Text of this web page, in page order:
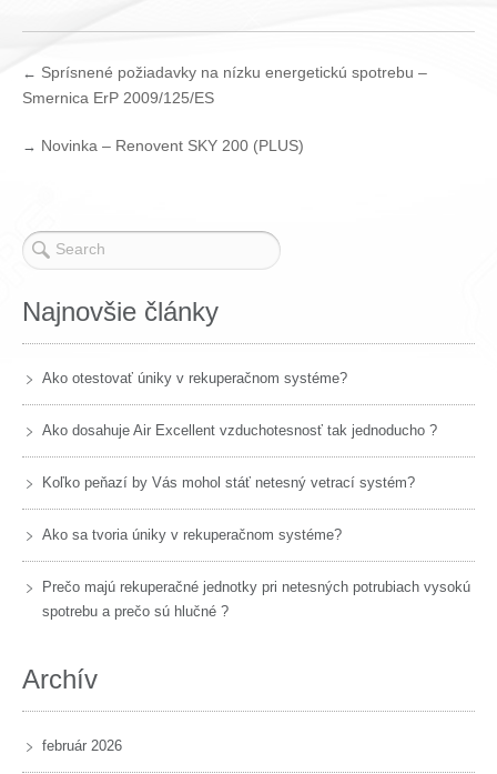
← Sprísnené požiadavky na nízku energetickú spotrebu –
Smernica ErP 2009/125/ES
→ Novinka – Renovent SKY 200 (PLUS)
Najnovšie články
Ako otestovať úniky v rekuperačnom systéme?
Ako dosahuje Air Excellent vzduchotesnosť tak jednoducho ?
Koľko peňazí by Vás mohol stáť netesný vetrací systém?
Ako sa tvoria úniky v rekuperačnom systéme?
Prečo majú rekuperačné jednotky pri netesných potrubiach vysokú
spotrebu a prečo sú hlučné ?
Archív
február 2026